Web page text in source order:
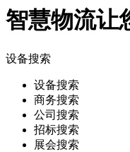
智慧物流让
设备搜索
设备搜索
商务搜索
公司搜索
招标搜索
展会搜索